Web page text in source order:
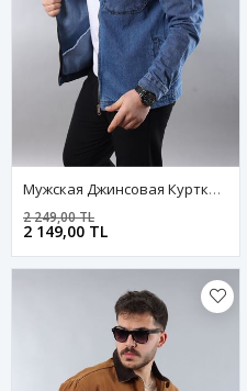
Мужская Джинсовая Куртка-Бомбер Оверсайз Цвета Хаки, Стираная Модель На Молнии
2 149,00 TL
2 249,00 TL